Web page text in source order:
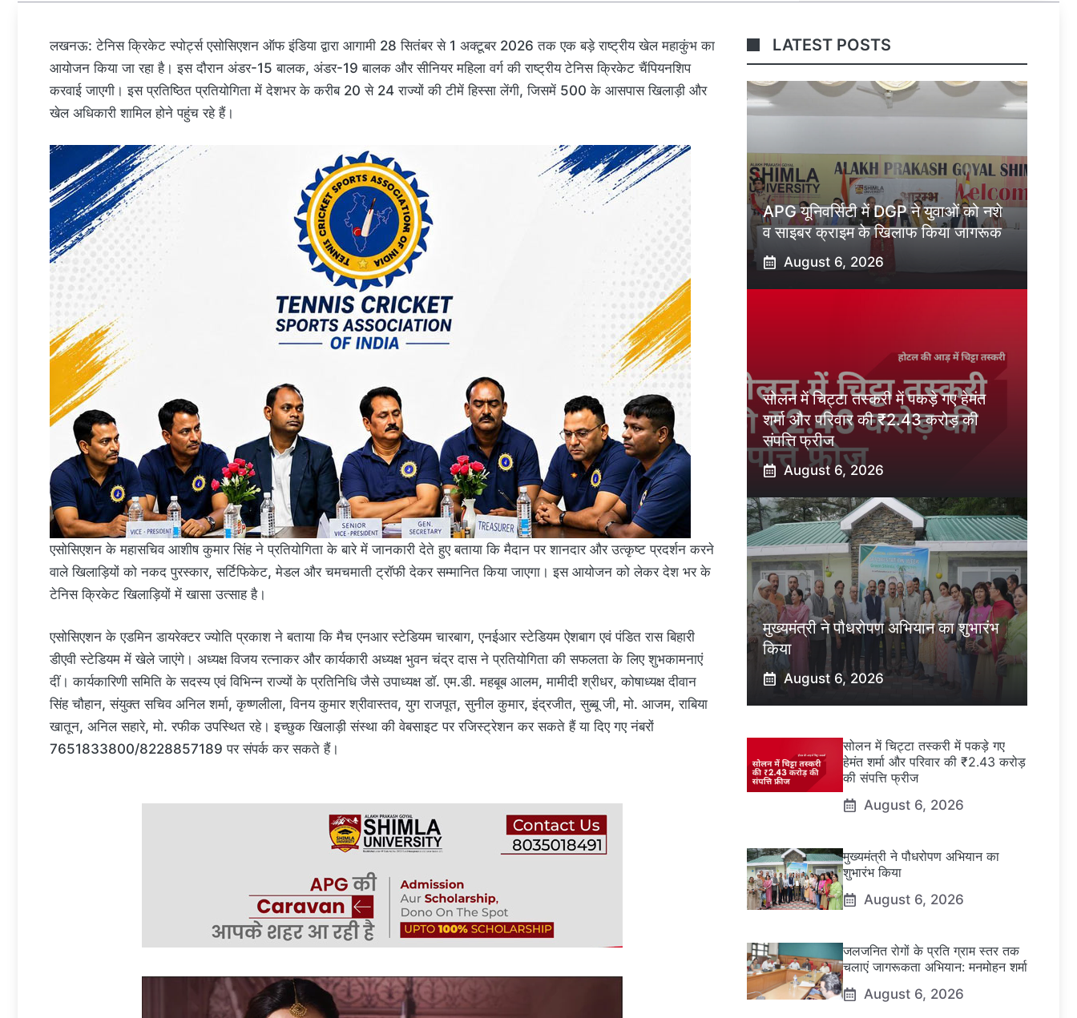
लखनऊ: टेनिस क्रिकेट स्पोर्ट्स एसोसिएशन ऑफ इंडिया द्वारा आगामी 28 सितंबर से 1 अक्टूबर 2026 तक एक बड़े राष्ट्रीय खेल महाकुंभ का
आयोजन किया जा रहा है। इस दौरान अंडर-15 बालक, अंडर-19 बालक और सीनियर महिला वर्ग की राष्ट्रीय टेनिस क्रिकेट चैंपियनशिप
करवाई जाएगी। इस प्रतिष्ठित प्रतियोगिता में देशभर के करीब 20 से 24 राज्यों की टीमें हिस्सा लेंगी, जिसमें 500 के आसपास खिलाड़ी और
खेल अधिकारी शामिल होने पहुंच रहे हैं।
एसोसिएशन के महासचिव आशीष कुमार सिंह ने प्रतियोगिता के बारे में जानकारी देते हुए बताया कि मैदान पर शानदार और उत्कृष्ट प्रदर्शन करने
वाले खिलाड़ियों को नकद पुरस्कार, सर्टिफिकेट, मेडल और चमचमाती ट्रॉफी देकर सम्मानित किया जाएगा। इस आयोजन को लेकर देश भर के
टेनिस क्रिकेट खिलाड़ियों में खासा उत्साह है।
एसोसिएशन के एडमिन डायरेक्टर ज्योति प्रकाश ने बताया कि मैच एनआर स्टेडियम चारबाग, एनईआर स्टेडियम ऐशबाग एवं पंडित रास बिहारी
डीएवी स्टेडियम में खेले जाएंगे। अध्यक्ष विजय रत्नाकर और कार्यकारी अध्यक्ष भुवन चंद्र दास ने प्रतियोगिता की सफलता के लिए शुभकामनाएं
दीं। कार्यकारिणी समिति के सदस्य एवं विभिन्न राज्यों के प्रतिनिधि जैसे उपाध्यक्ष डॉ. एम.डी. महबूब आलम, मामीदी श्रीधर, कोषाध्यक्ष दीवान
सिंह चौहान, संयुक्त सचिव अनिल शर्मा, कृष्णलीला, विनय कुमार श्रीवास्तव, युग राजपूत, सुनील कुमार, इंद्रजीत, सुब्बू जी, मो. आजम, राबिया
खातून, अनिल सहारे, मो. रफीक उपस्थित रहे। इच्छुक खिलाड़ी संस्था की वेबसाइट पर रजिस्ट्रेशन कर सकते हैं या दिए गए नंबरों
7651833800/8228857189 पर संपर्क कर सकते हैं।
LATEST POSTS
APG यूनिवर्सिटी में DGP ने युवाओं को नशे
व साइबर क्राइम के खिलाफ किया जागरूक
August 6, 2026
सोलन में चिट्टा तस्करी में पकड़े गए हेमंत
शर्मा और परिवार की ₹2.43 करोड़ की
संपत्ति फ्रीज
August 6, 2026
मुख्यमंत्री ने पौधरोपण अभियान का शुभारंभ
किया
August 6, 2026
सोलन में चिट्टा तस्करी में पकड़े गए
हेमंत शर्मा और परिवार की ₹2.43 करोड़
की संपत्ति फ्रीज
August 6, 2026
मुख्यमंत्री ने पौधरोपण अभियान का
शुभारंभ किया
August 6, 2026
जलजनित रोगों के प्रति ग्राम स्तर तक
चलाएं जागरूकता अभियान: मनमोहन शर्मा
August 6, 2026